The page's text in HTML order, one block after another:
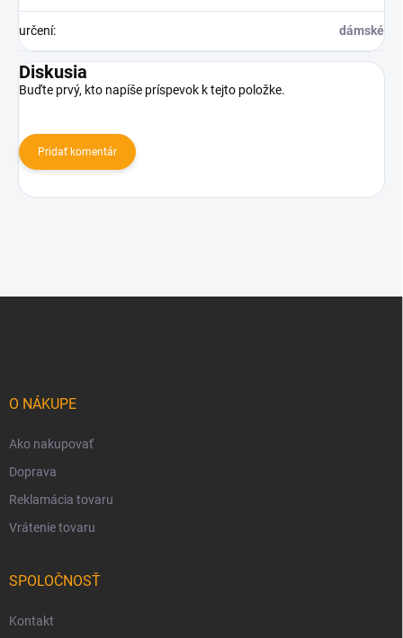
určení: dámské
Diskusia
Buďte prvý, kto napíše príspevok k tejto položke.
Pridať komentár
O NÁKUPE
Ako nakupovať
Doprava
Reklamácia tovaru
Vrátenie tovaru
SPOLOČNOSŤ
Kontakt